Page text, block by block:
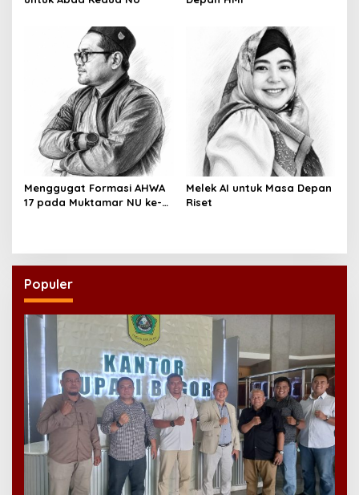
Menggugat Formasi AHWA
17 pada Muktamar NU ke-
Melek AI untuk Masa Depan
Riset
Populer